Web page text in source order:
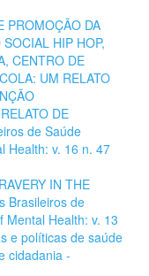
PROMOÇÃO DA
HIP HOP,
CENTRO DE
UM RELATO
DE
de Saúde
Health: v. 16 n. 47
IN THE
Brasileiros de
Mental Health: v. 13
e políticas de saúde
cidadania -